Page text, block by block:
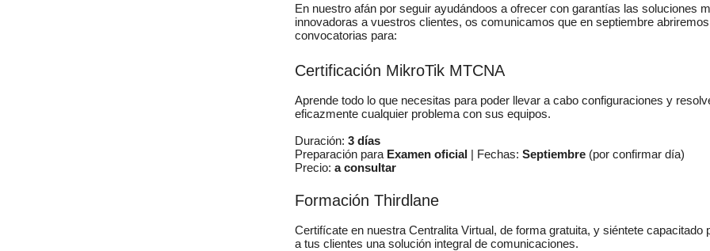
En nuestro afán por seguir ayudándoos a ofrecer con garantías las soluciones
innovadoras a vuestros clientes, os comunicamos que en septiembre abriremos
convocatorias para:
Certificación MikroTik MTCNA
Aprende todo lo que necesitas para poder llevar a cabo configuraciones y
eficazmente cualquier problema con sus equipos.
Duración: 3 días
Preparación para Examen oficial | Fechas: Septiembre (por confirmar día)
Precio: a consultar
Formación Thirdlane
Certifícate en nuestra Centralita Virtual, de forma gratuita, y siéntete capacitado
a tus clientes una solución integral de comunicaciones.